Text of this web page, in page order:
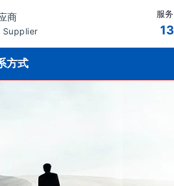
商
Supplier
服
方式